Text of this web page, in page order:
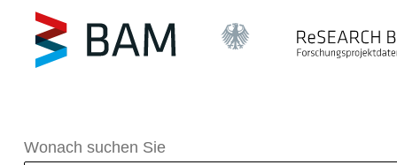
BAM
Wonach suchen Sie